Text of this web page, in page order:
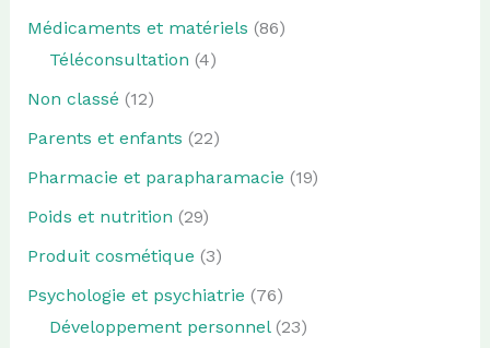
Médicaments et matériels (86)
Téléconsultation (4)
Non classé (12)
Parents et enfants (22)
Pharmacie et parapharamacie (19)
Poids et nutrition (29)
Produit cosmétique (3)
Psychologie et psychiatrie (76)
Développement personnel(23)